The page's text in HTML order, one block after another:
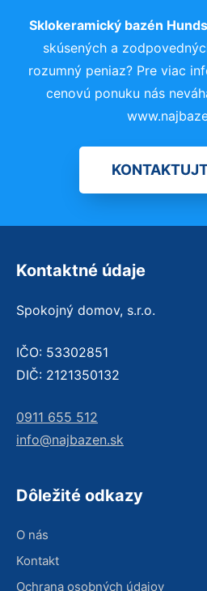
Sklokeramický bazén
skúsených a
rozumný peniaz? Pre viac
cenovú ponuku nás
Kontaktné údaje
Spokojný domov, s.r.o.
IČO: 53302851
DIČ: 2121350132
0911 655 512
info@najbazen.sk
Dôležité odkazy
O nás
Kontakt
Ochrana osobných údajov